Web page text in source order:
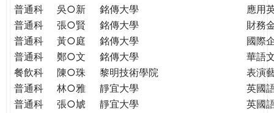
普通科
吳○新 銘傳大學
應用
普通科
張○賢 銘傳大學
財務
普通科
黃○庭 銘傳大學
國際
普通科
鄭○文 銘傳大學
華語
餐飲科
陳○珠 黎明技術學院
表演
普通科
林○雅 靜宜大學
英國
普通科
張○虓 靜宜大學
英國